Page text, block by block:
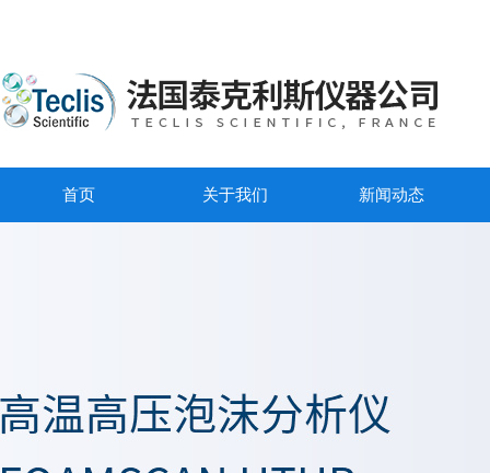
首页 关于我们 新闻动态